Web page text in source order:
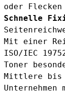
oder Flecken
Schnelle
Mit einer
ISO/IEC
Toner
Mittlere bis
Unternehmen